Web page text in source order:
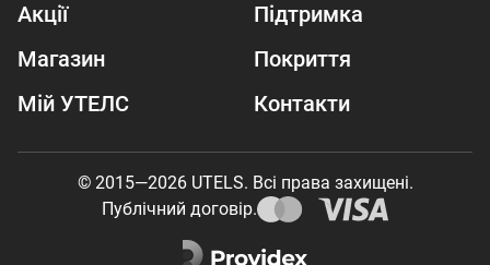
Акції
Підтримка
Магазин
Покриття
Мій УТЕЛС
Контакти
© 2015—2026 UTELS. Всі права захищені.
Публічний договір.